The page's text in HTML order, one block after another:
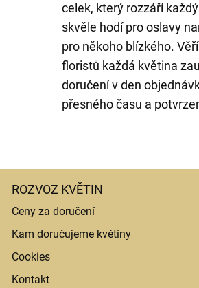
celek, který rozzáří
skvěle hodí pro oslavy
pro někoho blízkého.
floristů každá květina
doručení v den
přesného času a
ROZVOZ KVĚTIN
Ceny za doručení
Kam doručujeme květiny
Cookies
Kontakt